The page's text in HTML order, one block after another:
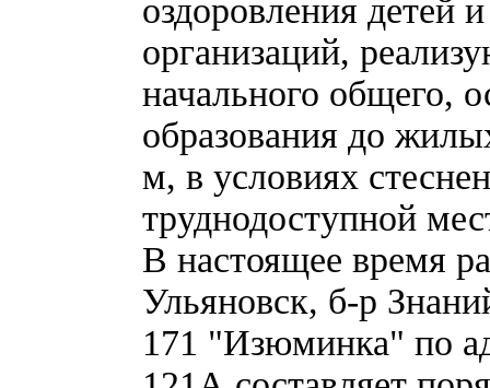
оздоровления детей
организаций,
начального общего,
образования до
м, в условиях
труднодоступной
В настоящее время
Ульяновск, б-р
171 "Изюминка" по